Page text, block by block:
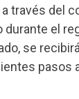
través del
durante el
se
pasos